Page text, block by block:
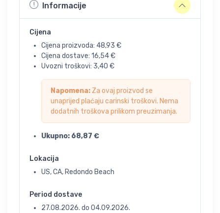
Informacije
Cijena
Cijena proizvoda: 48,93 €
Cijena dostave: 16,54€
Uvozni troškovi: 3,40 €
Napomena: Za ovaj proizvod se
unaprijed plaćaju carinski troškovi. Nema
dodatnih troškova prilikom preuzimanja.
Ukupno: 68,87 €
Lokacija
US, CA, Redondo Beach
Period dostave
27.08.2026. do 04.09.2026.